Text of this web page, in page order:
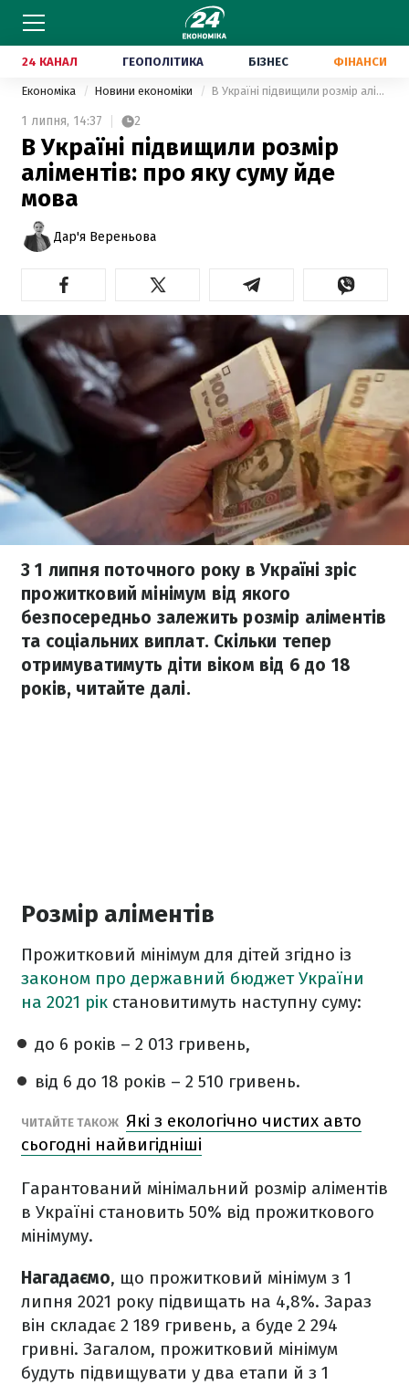
24 КАНАЛ ГЕОПОЛІТИКА БІЗНЕС ФІНАНСИ
Економіка Новини економіки В Україні підвищили розмір аліментів: про яку суму йде мова
1 липня, 14:37 2
В Україні підвищили розмір
аліментів: про яку суму йде
мова
Дар'я Вереньова
З 1 липня поточного року в Україні зріс
прожитковий мінімум від якого
безпосередньо залежить розмір аліментів
та соціальних виплат. Скільки тепер
отримуватимуть діти віком від 6 до 18
років, читайте далі.
Розмір аліментів
Прожитковий мінімум для дітей згідно із
законом про державний бюджет України
на 2021 рік становитимуть наступну суму:
до 6 років – 2 013 гривень,
від 6 до 18 років – 2 510 гривень.
ЧИТАЙТЕ ТАКОЖ Які з екологічно чистих авто
сьогодні найвигідніші
Гарантований мінімальний розмір аліментів
в Україні становить 50% від прожиткового
мінімуму.
Нагадаємо, що прожитковий мінімум з 1
липня 2021 року підвищать на 4,8%. Зараз
він складає 2 189 гривень, а буде 2 294
гривні. Загалом, прожитковий мінімум
будуть підвищувати у два етапи й з 1